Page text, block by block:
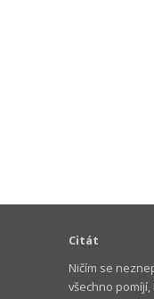
Citát
Ničím se
všechno